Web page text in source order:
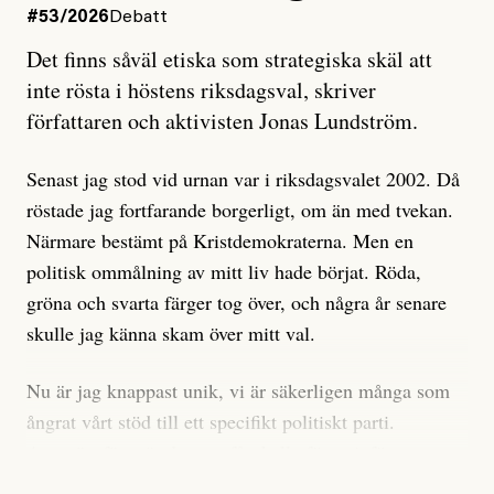
Artikeln undersöker inte, som ETC påstår, ”vad som
är sant, vad som är rykten”, utan den bidrar bara till
ännu mer ryktesspridning. Det finns inte ett enda bevis
misstänkta personen är en infiltratör. Det som läsaren
får veta är att personen har ändrat sina politiska åsikter
under åren, att den har raderat tidigare innehåll på sina
sociala medier, att artikelns författare inte förstår sig
på personens ekonomi och att det tydligen finns
anonyma röster inom rörelsen som säger saker som
anses vara anledningar att titta närmare på personen,
men ingenting av detta är tillräckligt för att hänga ut
#53/2026 Debatt
Det finns såväl etiska som strategiska skäl att
inte rösta i höstens riksdagsval, skriver
författaren och aktivisten Jonas Lundström.
Senast jag stod vid urnan var i riksdagsvalet 2002. Då
röstade jag fortfarande borgerligt, om än med tvekan.
Närmare bestämt på Kristdemokraterna. Men en
politisk ommålning av mitt liv hade börjat. Röda,
gröna och svarta färger tog över, och några år senare
skulle jag känna skam över mitt val.
Nu är jag knappast unik, vi är säkerligen många som
ångrat vårt stöd till ett specifikt politiskt parti.